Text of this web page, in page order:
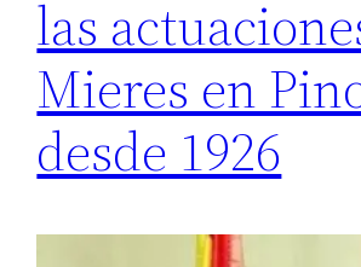
las
Mieres en
desde 1926